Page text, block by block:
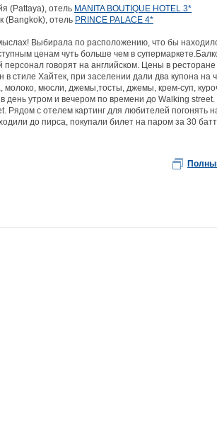
(Pattaya), отель MANITA BOUTIQUE HOTEL 3*
(Bangkok), отель PRINCE PALACE 4*
Выбирала по расположению, что бы
ценам чуть больше чем в
говорят на английском. Цены в
стиле Хайтек, при заселении дали два купона
молоко, мюсли, джемы,тосты, джемы, крем-суп,
день утром и вечером по времени до Walking
Рядом с отелем картинг для любителей
до пирса, покупали билет на паром за 30